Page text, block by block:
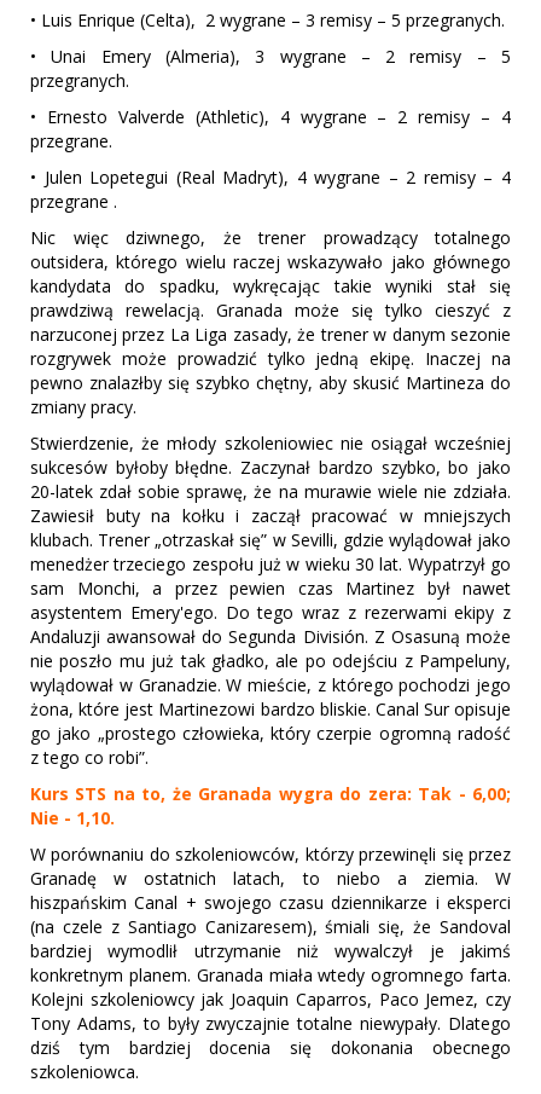
• Luis Enrique (Celta), 2 wygrane – 3 remisy – 5 przegranych.
•Unai Emery (Almeria), 3 wygrane – 2 remisy – 5
przegranych.
• Ernesto Valverde (Athletic), 4 wygrane – 2 remisy – 4
przegrane.
• Julen Lopetegui (Real Madryt), 4 wygrane – 2 remisy – 4
przegrane .
Nic więc dziwnego, że trener prowadzący totalnego
outsidera, którego wielu raczej wskazywało jako głównego
kandydata do spadku, wykręcając takie wyniki stał się
prawdziwą rewelacją. Granada może się tylko cieszyć z
narzuconej przez La Liga zasady, że trener w danym sezonie
rozgrywek może prowadzić tylko jedną ekipę. Inaczej na
pewno znalazłby się szybko chętny, aby skusić Martineza do
zmiany pracy.
Stwierdzenie, że młody szkoleniowiec nie osiągał wcześniej
sukcesów byłoby błędne. Zaczynał bardzo szybko, bo jako
20-latek zdał sobie sprawę, że na murawie wiele nie zdziała.
Zawiesił buty na kołku i zaczął pracować w mniejszych
klubach. Trener „otrzaskał się” w Sevilli, gdzie wylądował jako
menedżer trzeciego zespołu już w wieku 30 lat. Wypatrzył go
sam Monchi, a przez pewien czas Martinez był nawet
asystentem Emery'ego. Do tego wraz z rezerwami ekipy z
Andaluzji awansował do Segunda División. Z Osasuną może
nie poszło mu już tak gładko, ale po odejściu z Pampeluny,
wylądował w Granadzie. W mieście, z którego pochodzi jego
żona, które jest Martinezowi bardzo bliskie. Canal Sur opisuje
go jako „prostego człowieka, który czerpie ogromną radość
z tego co robi”.
Kurs STS na to, że Granada wygra do zera: Tak - 6,00;
Nie - 1,10.
W porównaniu do szkoleniowców, którzy przewinęli się przez
Granadę w ostatnich latach, to niebo a ziemia. W
hiszpańskim Canal + swojego czasu dziennikarze i eksperci
(na czele z Santiago Canizaresem), śmiali się, że Sandoval
bardziej wymodlił utrzymanie niż wywalczył je jakimś
konkretnym planem. Granada miała wtedy ogromnego farta.
Kolejni szkoleniowcy jak Joaquin Caparros, Paco Jemez, czy
Tony Adams, to były zwyczajnie totalne niewypały. Dlatego
dziś tym bardziej docenia się dokonania obecnego
szkoleniowca.